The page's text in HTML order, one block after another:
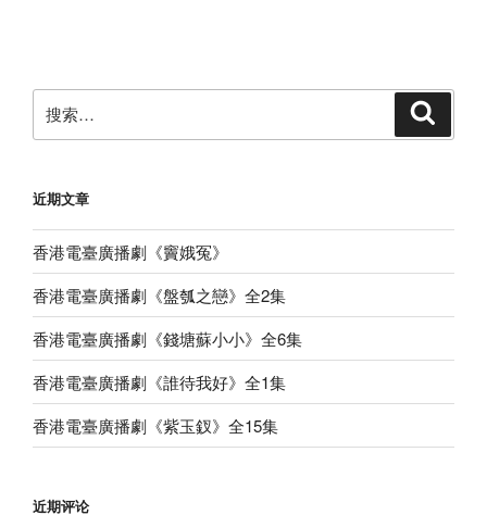
索：
近期文章
香港電臺廣播劇《竇娥冤》
香港電臺廣播劇《盤瓠之戀》全2集
香港電臺廣播劇《錢塘蘇小小》全6集
香港電臺廣播劇《誰待我好》全1集
香港電臺廣播劇《紫玉釵》全15集
近期评论